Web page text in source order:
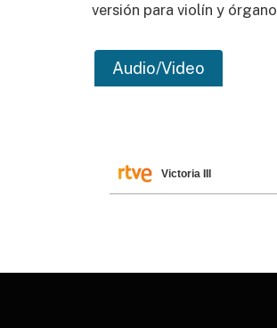
versión para violín y
Audio/Video
Victoria III